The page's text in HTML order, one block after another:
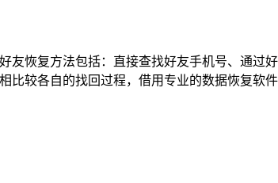
友恢复方法包括：直接查找好友手机号、通
较各自的找回过程，借用专业的数据恢复软